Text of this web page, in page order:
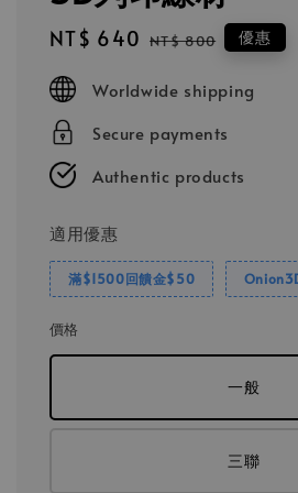
Sale
NT$ 640 Regular
NT$ 800 優惠
Worldwide shipping
Secure payments
Authentic products
適用優惠
滿$1500回饋金$50
價格
一般
三聯